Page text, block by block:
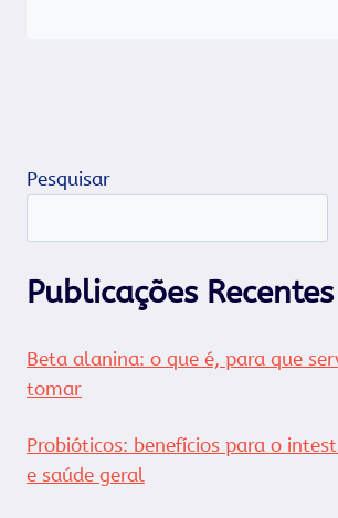
Pesquisar
Publicações Recentes
Beta alanina: o que é, para que
tomar
Probióticos: benefícios para o
e saúde geral